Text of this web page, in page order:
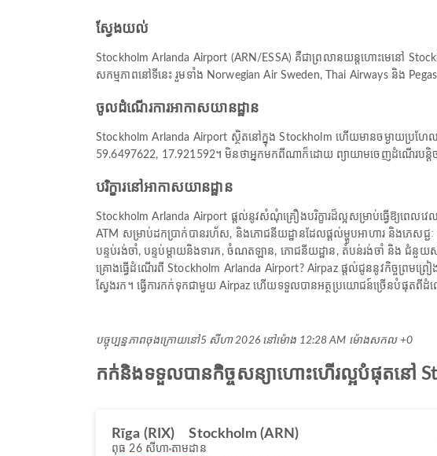
ស្វែងយល់
Stockholm Arlanda Airport (ARN/ESSA) គឺជាព្រលានយន្តហោះមេនៅ
សកម្មភាពនៅទីនេះ រួមទាំង Norwegian Air Sweden, Thai Airways និង
ចូលដំណើរការអាកាសយានដ្ឋាន
Stockholm Arlanda Airport ស្ថិតនៅក្នុង Stockholm ហើយមានចម្ងាយប្រហែល
59.6497622, 17.921592។ មិនថាអ្នកមកពីណាក៏ដោយ ព្យាយាមចេញដំណើរបន្តិ
បរិក្ខារនៅអាកាសយានដ្ឋាន
Stockholm Arlanda Airport ផ្តល់នូវសំណុំគ្រឿងបរិក្ខារដ៏ល្អសម្រាប់ធ្វើឱ្យពេលវ
ATM សម្រាប់ដកប្រាក់បានរហ័ស, និងភោជនីយដ្ឋានដែលផ្តល់ម្ហូបអាហារ និងភេសជ្
បន្ទប់រង់ចាំ, បន្ទប់ម្តាយនិងទារក, ចំណតឡាន, ភោជនីយដ្ឋាន, តំបន់រង់ចាំ និង ជំនួយសម្
គ្រោងធ្វើដំណើរពី Stockholm Arlanda Airport? Airpaz ផ្តល់ជូននូវកិច្ចព្រមព្រៀ
ស្វែងរក។ ធ្វើការកក់ទុកជាមួយ Airpaz ហើយទទួលបានអត្ថប្រយោជន៍ច្រើនបំផុតពីដំ
បច្ចុប្បន្នភាពចុងក្រោយនៅ5 សីហា 2026 នៅ​ម៉ោង 12:28 AM ម៉ោង​សកល +0
កក់និងទទួលបានកិច្ចសន្យាហោះហើរល្អបំផុតនៅ
Rīga (RIX) Stockholm (ARN)
ពុធ 26 សីហា តាមដាន